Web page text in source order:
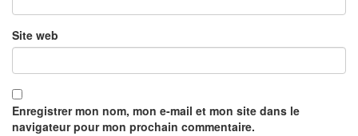
Site web
Enregistrer mon nom, mon e-mail et mon site dans le
navigateur pour mon prochain commentaire.